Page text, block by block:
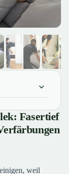
und
Gerüche
Hüttblek
Fasertief
weil